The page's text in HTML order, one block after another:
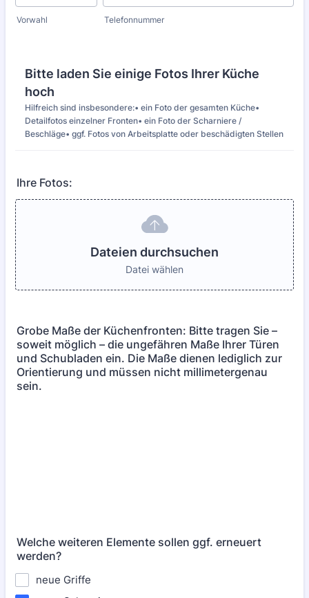
Vorwahl Telefonnummer
Bitte laden Sie einige Fotos Ihrer Küche
hoch
Hilfreich sind insbesondere:• ein Foto der gesamten Küche•
Detailfotos einzelner Fronten• ein Foto der Scharniere /
Beschläge• ggf. Fotos von Arbeitsplatte oder beschädigten Stellen
Ihre Fotos:
Dateien durchsuchen
Datei wählen
Grobe Maße der Küchenfronten: Bitte tragen Sie –
soweit möglich – die ungefähren Maße Ihrer Türen
und Schubladen ein. Die Maße dienen lediglich zur
Orientierung und müssen nicht millimetergenau
sein.
Welche weiteren Elemente sollen ggf. erneuert
werden?
neue Griffe